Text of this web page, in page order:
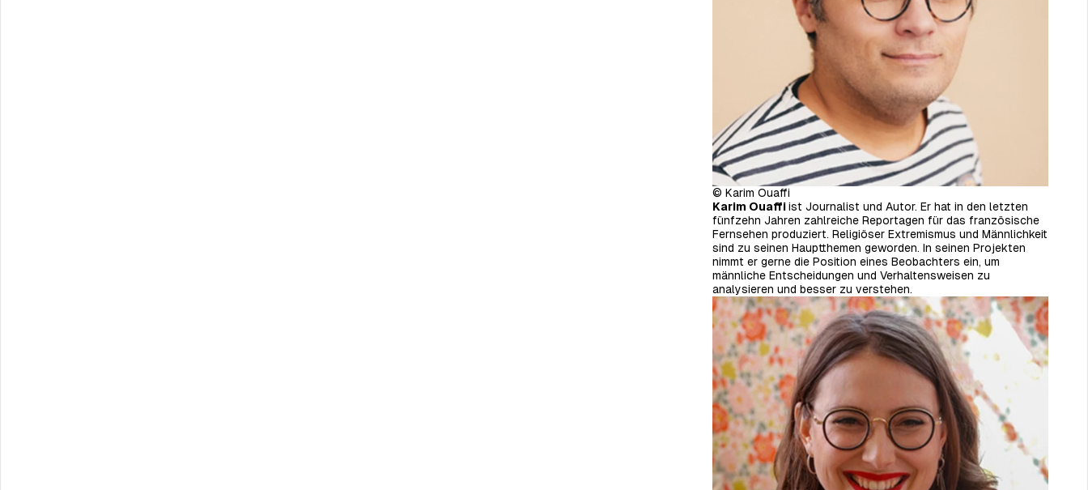
© Karim Ouaffi
Karim Ouaffiist Journalist und Autor. Er hat in den letzten
fünfzehn Jahren zahlreiche Reportagen für das französische
Fernsehen produziert. Religiöser Extremismus und Männlichkeit
sind zu seinen Hauptthemen geworden. In seinen Projekten
nimmt er gerne die Position eines Beobachters ein, um
männliche Entscheidungen und Verhaltensweisen zu
analysieren und besser zu verstehen.